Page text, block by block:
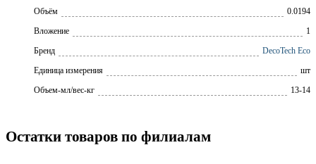
Объём
0.0194
Вложение
1
Бренд
DecoTech Eco
Единица измерения
шт
Объем-мл/вес-кг
13-14
Остатки товаров по филиалам